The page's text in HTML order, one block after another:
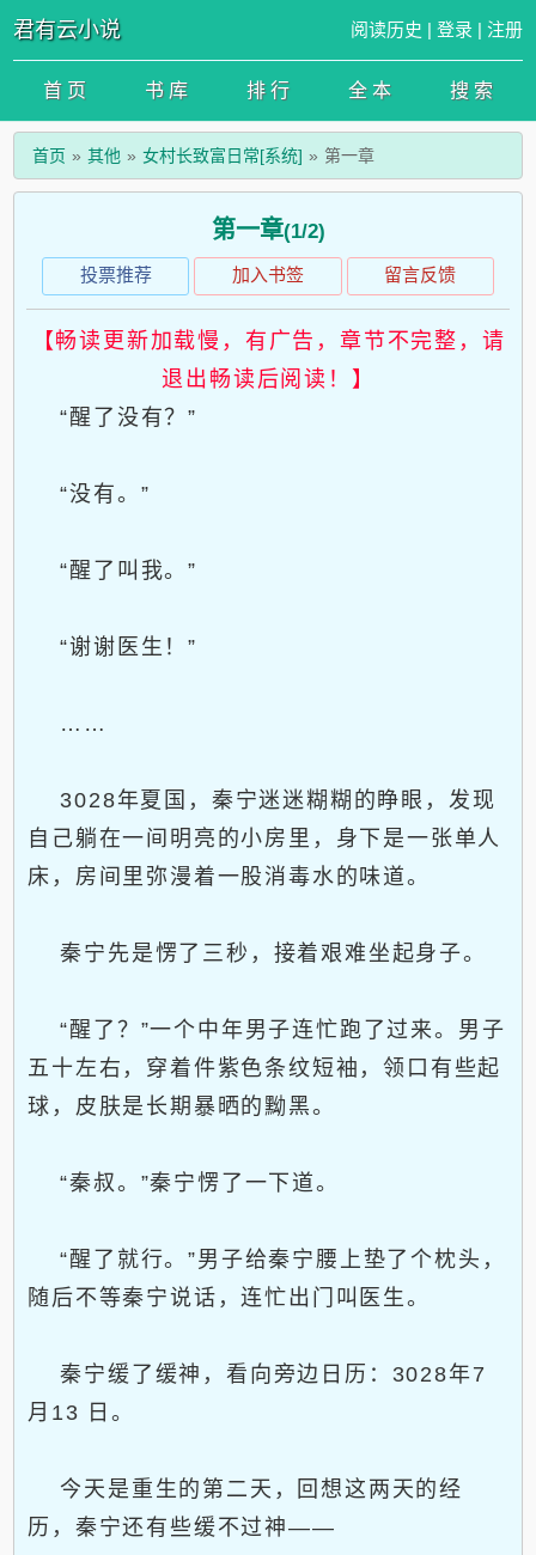
君有云小说 阅读历史 | 登录 | 注册
首 页 书 库 排 行 全 本 搜 索
首页 其他 女村长致富日常[系统] 第一章
第一章(1/2)
投票推荐 加入书签 留言反馈
【畅读更新加载慢，有广告，章节不完整，请
退出畅读后阅读！】
“醒了没有？”
“没有。”
“醒了叫我。”
“谢谢医生！”
……
3028年夏国，秦宁迷迷糊糊的睁眼，发现
自己躺在一间明亮的小房里，身下是一张单人
床，房间里弥漫着一股消毒水的味道。
秦宁先是愣了三秒，接着艰难坐起身子。
“醒了？”一个中年男子连忙跑了过来。男子
五十左右，穿着件紫色条纹短袖，领口有些起
球，皮肤是长期暴晒的黝黑。
“秦叔。”秦宁愣了一下道。
“醒了就行。”男子给秦宁腰上垫了个枕头，
随后不等秦宁说话，连忙出门叫医生。
秦宁缓了缓神，看向旁边日历：3028年7
月13 日。
今天是重生的第二天，回想这两天的经
历，秦宁还有些缓不过神——